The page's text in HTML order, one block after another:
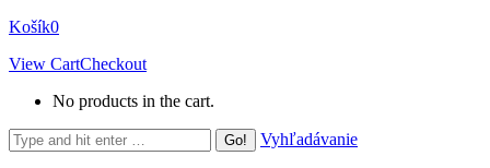
Košík0
View CartCheckout
No products in the cart.
Search:
Vyhľadávanie